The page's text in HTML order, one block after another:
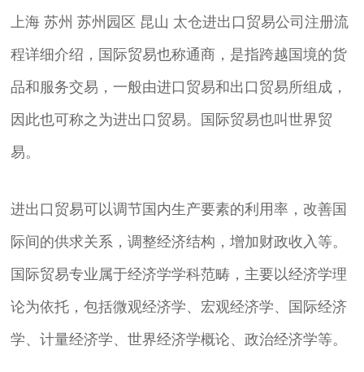
上海 苏州 苏州园区 昆山 太仓进出口贸易公司注册流
程详细介绍，国际贸易也称通商，是指跨越国境的货
品和服务交易，一般由进口贸易和出口贸易所组成，
因此也可称之为进出口贸易。国际贸易也叫世界贸
易。
进出口贸易可以调节国内生产要素的利用率，改善国
际间的供求关系，调整经济结构，增加财政收入等。
国际贸易专业属于经济学学科范畴，主要以经济学理
论为依托，包括微观经济学、宏观经济学、国际经济
学、计量经济学、世界经济学概论、政治经济学等。